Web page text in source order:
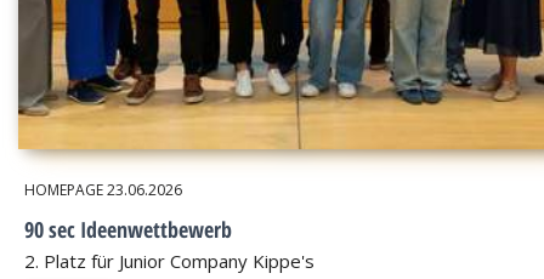
HOMEPAGE23.06.2026
90 sec Ideenwettbewerb
2. Platz für Junior Company Kippe's